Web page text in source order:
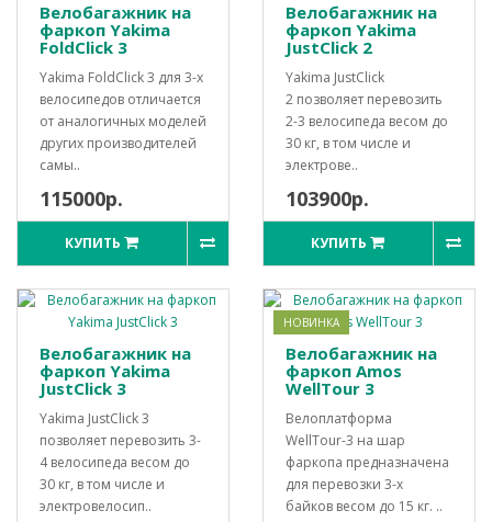
Велобагажник на
фаркоп Yakima
FoldClick 3
Yakima FoldClick 3 для 3-х
велосипедов отличается
от аналогичных моделей
других производителей
самы..
115000р.
КУПИТЬ
Велобагажник на
фаркоп Yakima
JustClick 2
Yakima JustClick
2 позволяет перевозить
2-3 велосипеда весом до
30 кг, в том числе и
электрове..
103900р.
КУПИТЬ
Велобагажник на
фаркоп Yakima
JustClick 3
Yakima JustClick 3
позволяет перевозить 3-
4 велосипеда весом до
30 кг, в том числе и
электровелосип..
НОВИНКА
Велобагажник на
фаркоп Amos
WellTour 3
Велоплатформа
WellTour-3 на шар
фаркопа предназначена
для перевозки 3-х
байков весом до 15 кг. ..